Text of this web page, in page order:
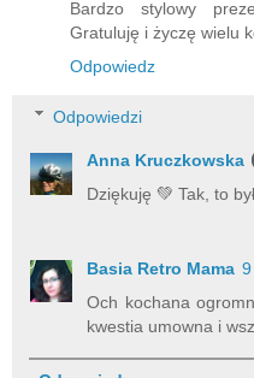
Bardzo stylowy
Gratuluję i życzę wielu
Odpowiedz
Odpowiedzi
Anna Kruczkowska
Dziękuję 💚 Tak, to
Basia Retro Mama
Och kochana
kwestia umowna i